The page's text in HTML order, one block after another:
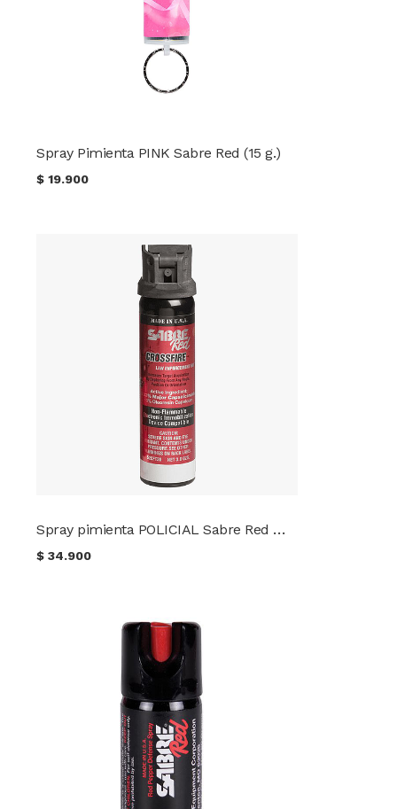
Spray Pimienta PINK Sabre Red (15 g.)
$19.900
Spray pimienta POLICIAL Sabre Red MK4 (90 ml.)
$34.900